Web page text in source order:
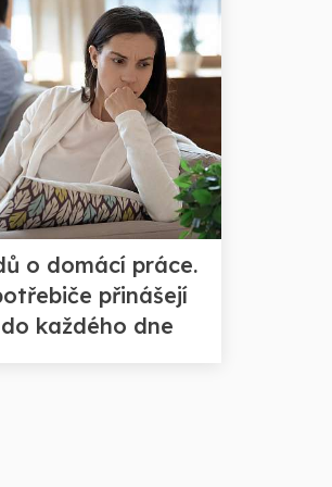
o domácí práce.
přinášejí
každého dne